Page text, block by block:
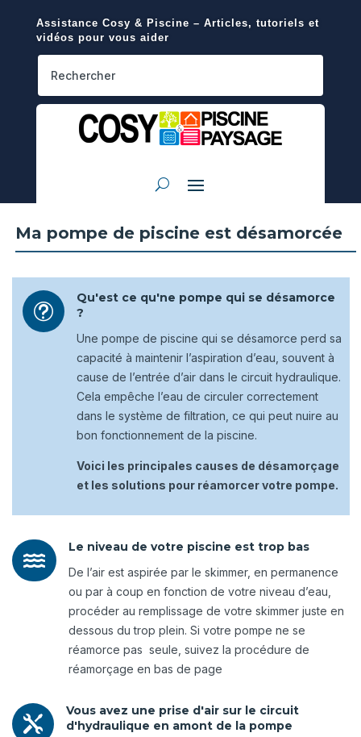
Assistance Cosy & Piscine – Articles, tutoriels et
vidéos pour vous aider
Ma pompe de piscine est désamorcée
t
Qu'est ce qu'ne pompe qui se désamorce
?
Une pompe de piscine qui se désamorce perd sa
capacité à maintenir l’aspiration d’eau, souvent à
cause de l’entrée d’air dans le circuit hydraulique.
Cela empêche l’eau de circuler correctement
dans le système de filtration, ce qui peut nuire au
bon fonctionnement de la piscine.
Voici les principales causes de désamorçage
et les solutions pour réamorcer votre pompe.

Le niveau de votre piscine est trop bas
De l’air est aspirée par le skimmer, en permanence
ou par à coup en fonction de votre niveau d’eau,
procéder au remplissage de votre skimmer juste en
dessous du trop plein. Si votre pompe ne se
réamorce pas seule, suivez la procédure de
réamorçage en bas de page

Vous avez une prise d'air sur le circuit
d'hydraulique en amont de la pompe